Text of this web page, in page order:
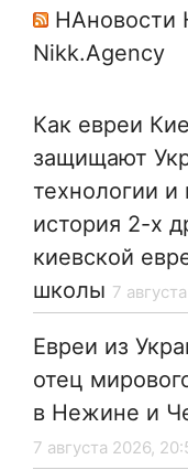
НАновости
Nikk.Agency
Как евреи
защищают
технологии
история 2-х
киевской
школы 7
Евреи из
отец
в Нежине и
7 августа 2026,